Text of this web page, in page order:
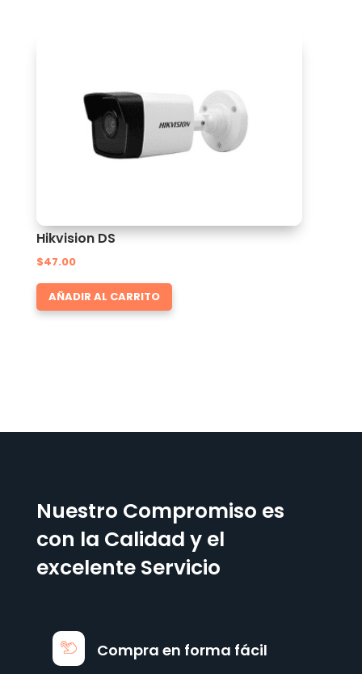
Hikvision DS
$47.00
AÑADIR AL CARRITO
Nuestro Compromiso es
con la Calidad y el
excelente Servicio
Compra en forma fácil